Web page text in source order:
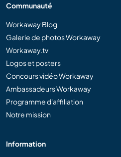
Communauté
Workaway Blog
Galerie de photos Workaway
Workaway.tv
Logos et posters
Concours vidéo Workaway
Ambassadeurs Workaway
Programme d'affiliation
Notre mission
Information